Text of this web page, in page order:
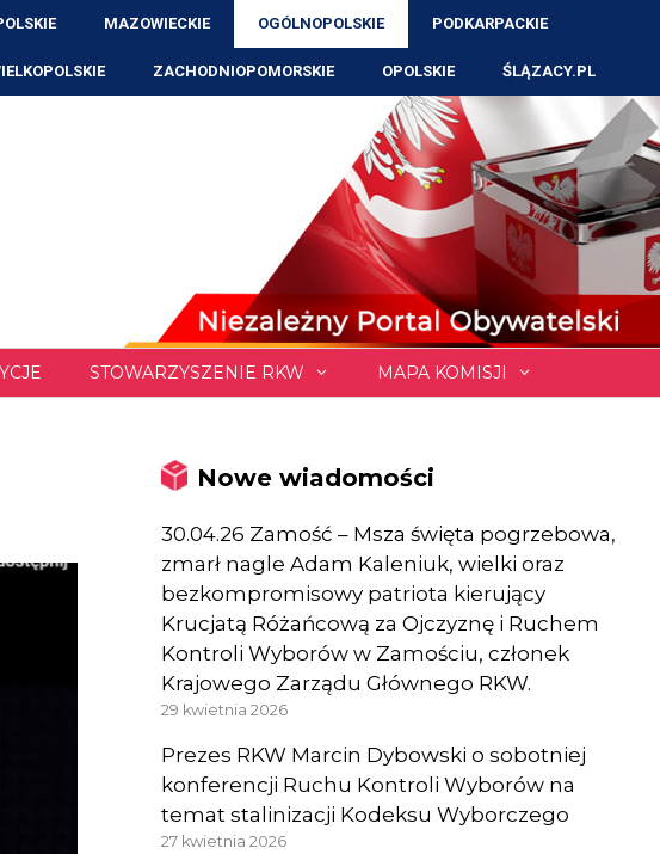
MAZOWIECKIE OGÓLNOPOLSKIE PODKARPACKIE
ZACHODNIOPOMORSKIE OPOLSKIE ŚLĄZACY.PL
STOWARZYSZENIE RKW MAPA KOMISJI
Nowe wiadomości
30.04.26 Zamość – Msza święta pogrzebowa,
zmarł nagle Adam Kaleniuk, wielki oraz
bezkompromisowy patriota kierujący
Krucjatą Różańcową za Ojczyznę i Ruchem
Kontroli Wyborów w Zamościu, członek
Krajowego Zarządu Głównego RKW.
29 kwietnia 2026
Prezes RKW Marcin Dybowski o sobotniej
konferencji Ruchu Kontroli Wyborów na
temat stalinizacji Kodeksu Wyborczego
27 kwietnia 2026